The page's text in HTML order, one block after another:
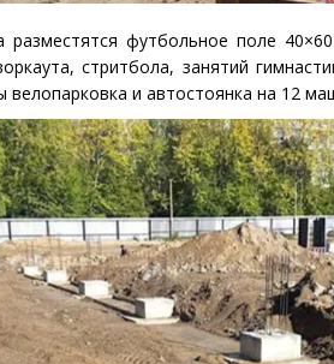
разместятся футбольное поле
стритбола, занятий
и автостоянка на 12